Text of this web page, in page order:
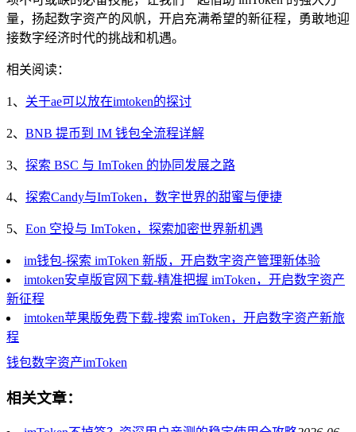
量，扬起数字资产的风帆，开启充满希望的新征程，勇敢地迎
接数字经济时代的挑战和机遇。
相关阅读：
1、 关于ae可以放在imtoken的探讨
2、 BNB 提币到 IM 钱包全流程详解
3、 探索 BSC 与 ImToken 的协同发展之路
4、 探索Candy与ImToken，数字世界的甜蜜与便捷
5、 Eon 空投与 ImToken，探索加密世界新机遇
im钱包-探索 imToken 新版，开启数字资产管理新体验
imtoken安卓版官网下载-精准把握 imToken，开启数字资产
新征程
imtoken苹果版免费下载-搜索 imToken，开启数字资产新旅
程
钱包数字资产imToken
相关文章：